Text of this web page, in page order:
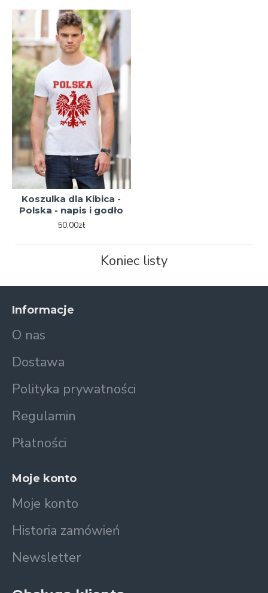
Koszulka dla Kibica -
Polska - napis i godło
50,00zł
Koniec listy
Informacje
O nas
Dostawa
Polityka prywatności
Regulamin
Płatności
Moje konto
Moje konto
Historia zamówień
Newsletter